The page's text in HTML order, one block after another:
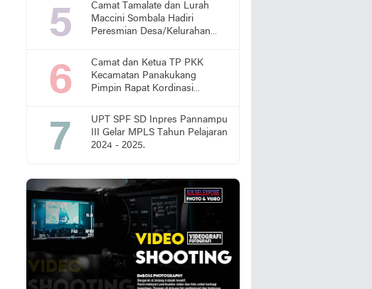
Camat Tamalate dan Lurah
Maccini Sombala Hadiri
Peresmian Desa/Kelurahan
Camat dan Ketua TP PKK
Kecamatan Panakukang
Pimpin Rapat Kordinasi
Stunting
UPT SPF SD Inpres Pannampu
III Gelar MPLS Tahun Pelajaran
2024 - 2025.